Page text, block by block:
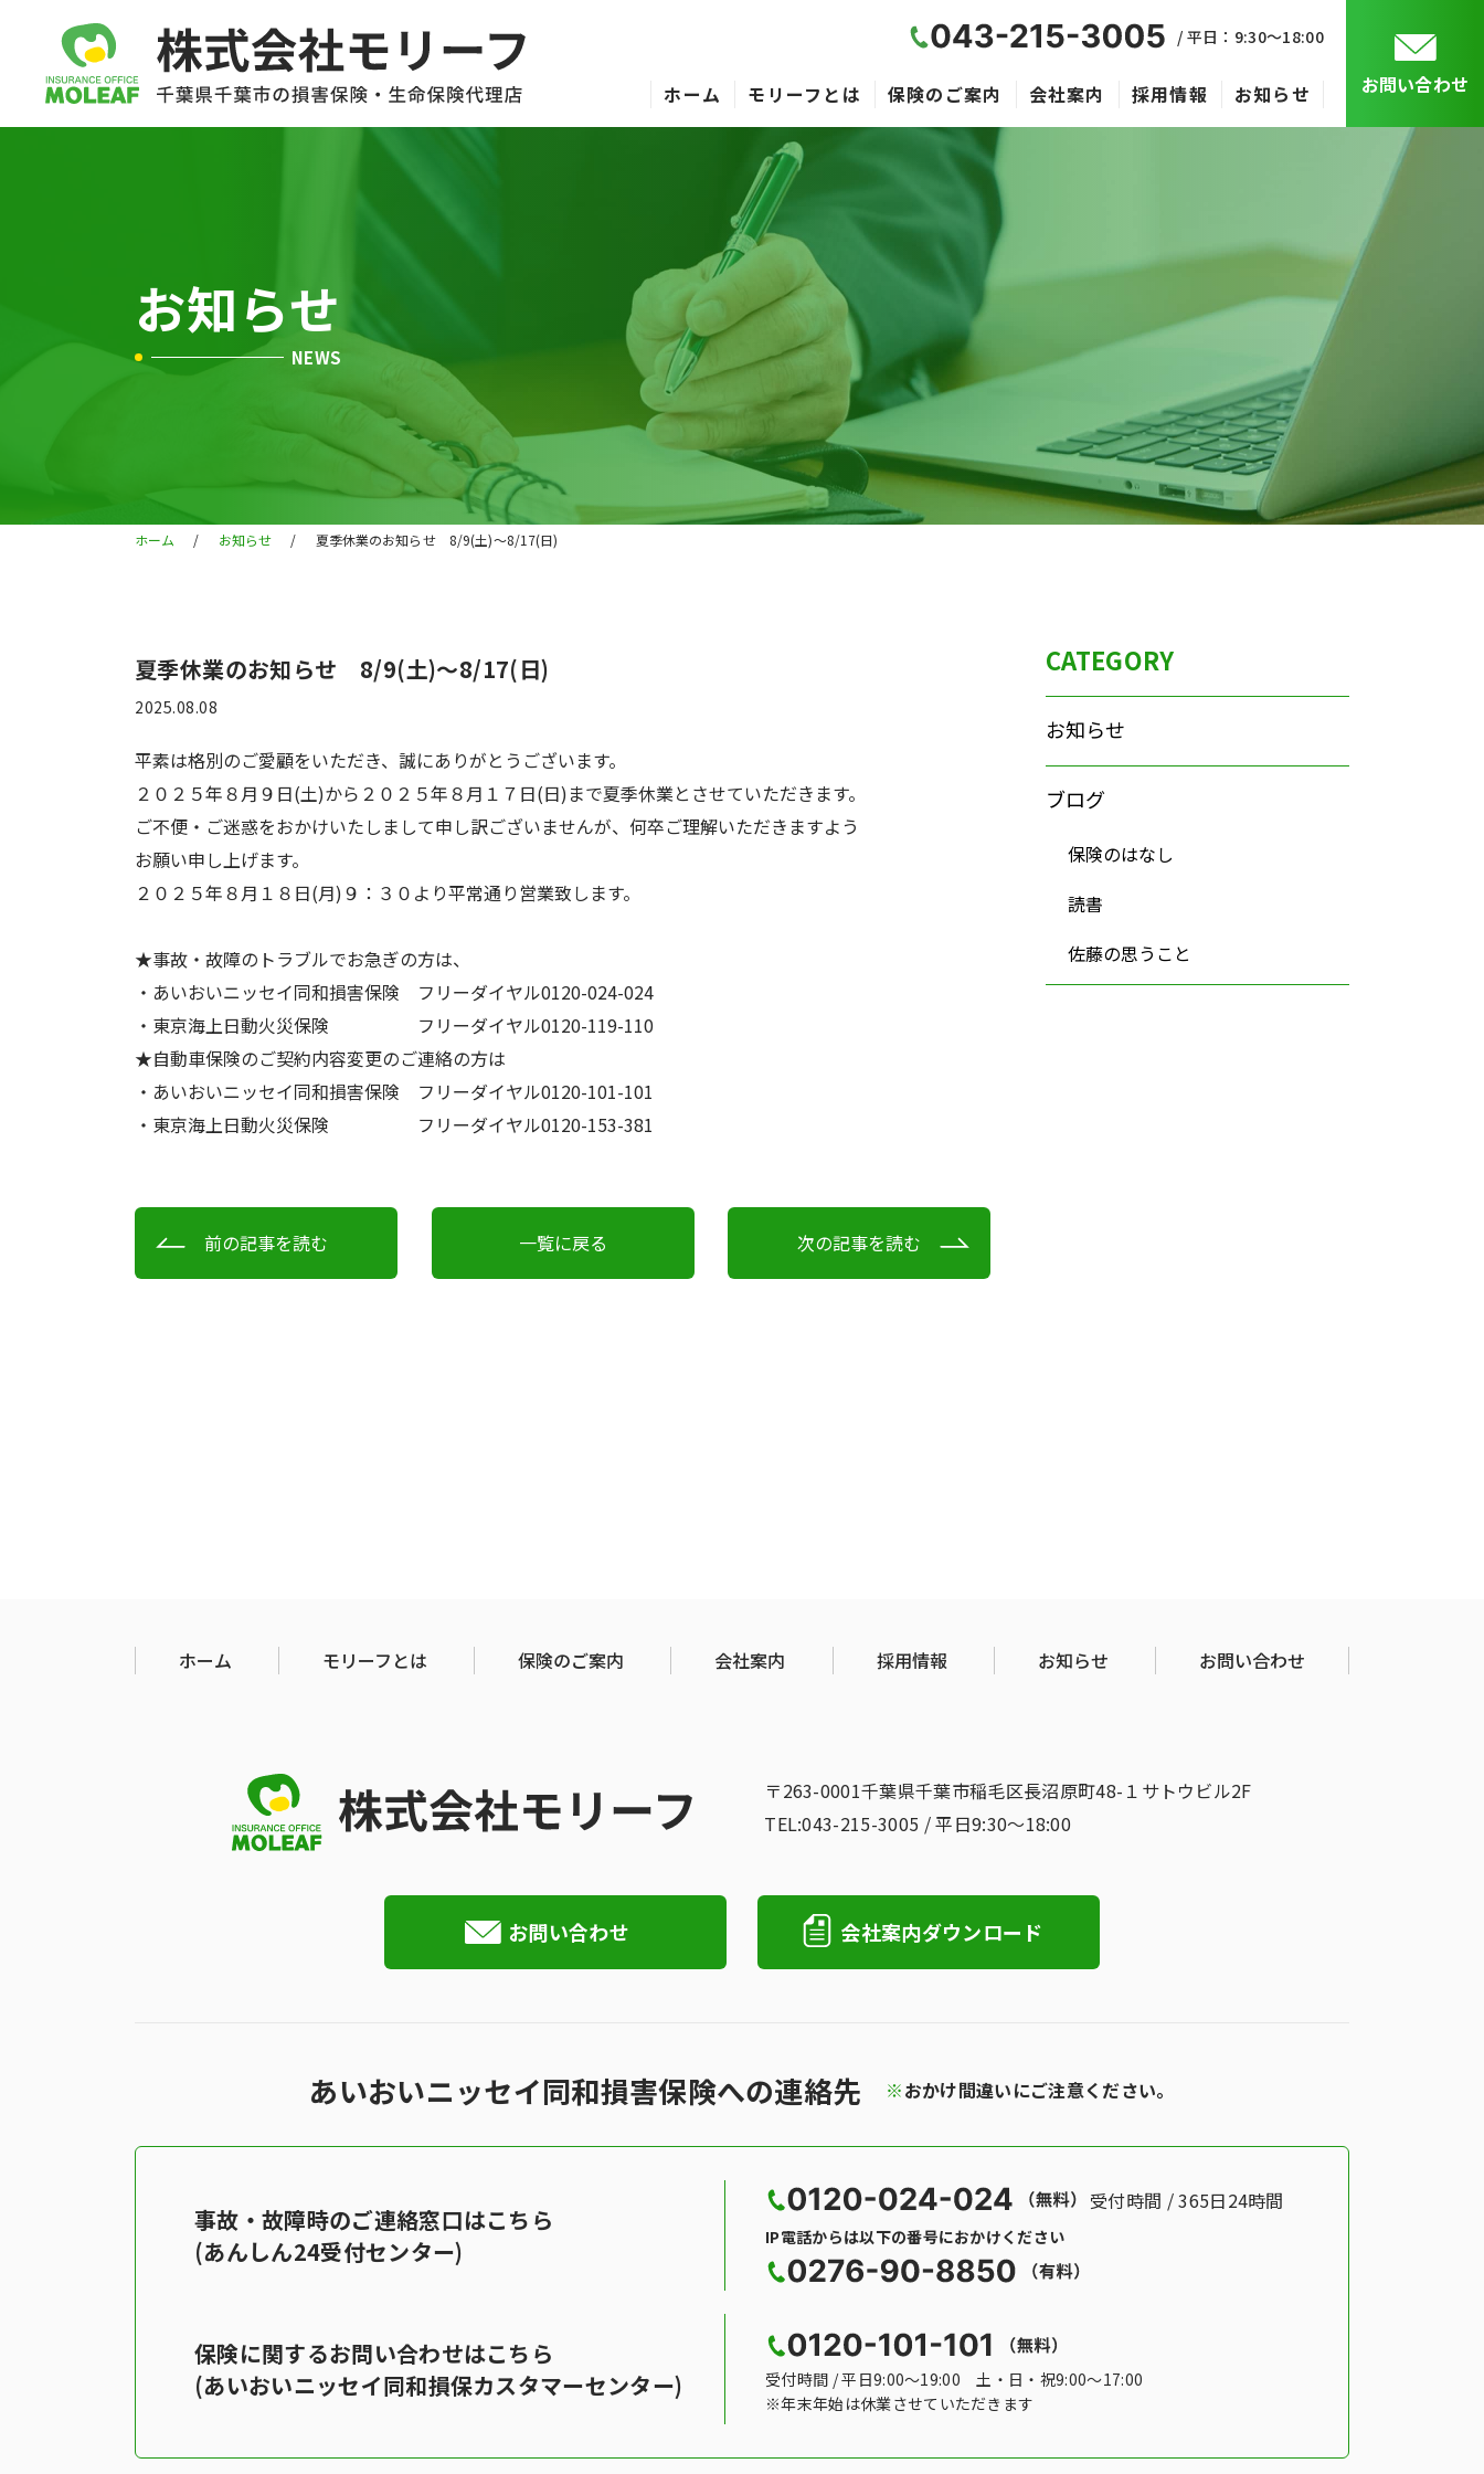
/ 平日：9:30〜18:00
ホーム モリーフとは 保険のご案内 会社案内 採用情報 お知らせ お問い合わせ
お知らせ
NEWS
ホーム / お知らせ / 夏季休業のお知らせ 8/9(土)～8/17(日)
夏季休業のお知らせ 8/9(土)～8/17(日)
2025.08.08
平素は格別のご愛顧をいただき、誠にありがとうございます。
２０２５年８月９日(土)から２０２５年８月１７日(日)まで夏季休業とさせていただきます。
ご不便・ご迷惑をおかけいたしまして申し訳ございませんが、何卒ご理解いただきますよう
お願い申し上げます。
２０２５年８月１８日(月)９：３０より平常通り営業致します。
★事故・故障のトラブルでお急ぎの方は、
・あいおいニッセイ同和損害保険 フリーダイヤル0120-024-024
・東京海上日動火災保険 フリーダイヤル0120-119-110
★自動車保険のご契約内容変更のご連絡の方は
・あいおいニッセイ同和損害保険 フリーダイヤル0120-101-101
・東京海上日動火災保険 フリーダイヤル0120-153-381
前の記事を読む 一覧に戻る 次の記事を読む
CATEGORY
お知らせ
ブログ
保険のはなし
読書
佐藤の思うこと
ホーム モリーフとは 保険のご案内 会社案内 採用情報 お知らせ お問い合わせ
〒263-0001千葉県千葉市稲毛区長沼原町48-１サトウビル2F
TEL:043-215-3005 / 平日9:30〜18:00
お問い合わせ 会社案内ダウンロード
あいおいニッセイ同和損害保険への連絡先 ※おかけ間違いにご注意ください。
事故・故障時のご連絡窓口はこちら
(あんしん24受付センター)
受付時間 / 365日24時間
IP電話からは以下の番号におかけください
保険に関するお問い合わせはこちら
(あいおいニッセイ同和損保カスタマーセンター)
受付時間 / 平日9:00〜19:00 土・日・祝9:00〜17:00
※年末年始は休業させていただきます